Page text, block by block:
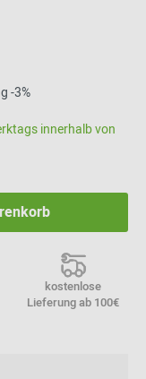
-3%
innerhalb von
kostenlose
Lieferung ab 100€